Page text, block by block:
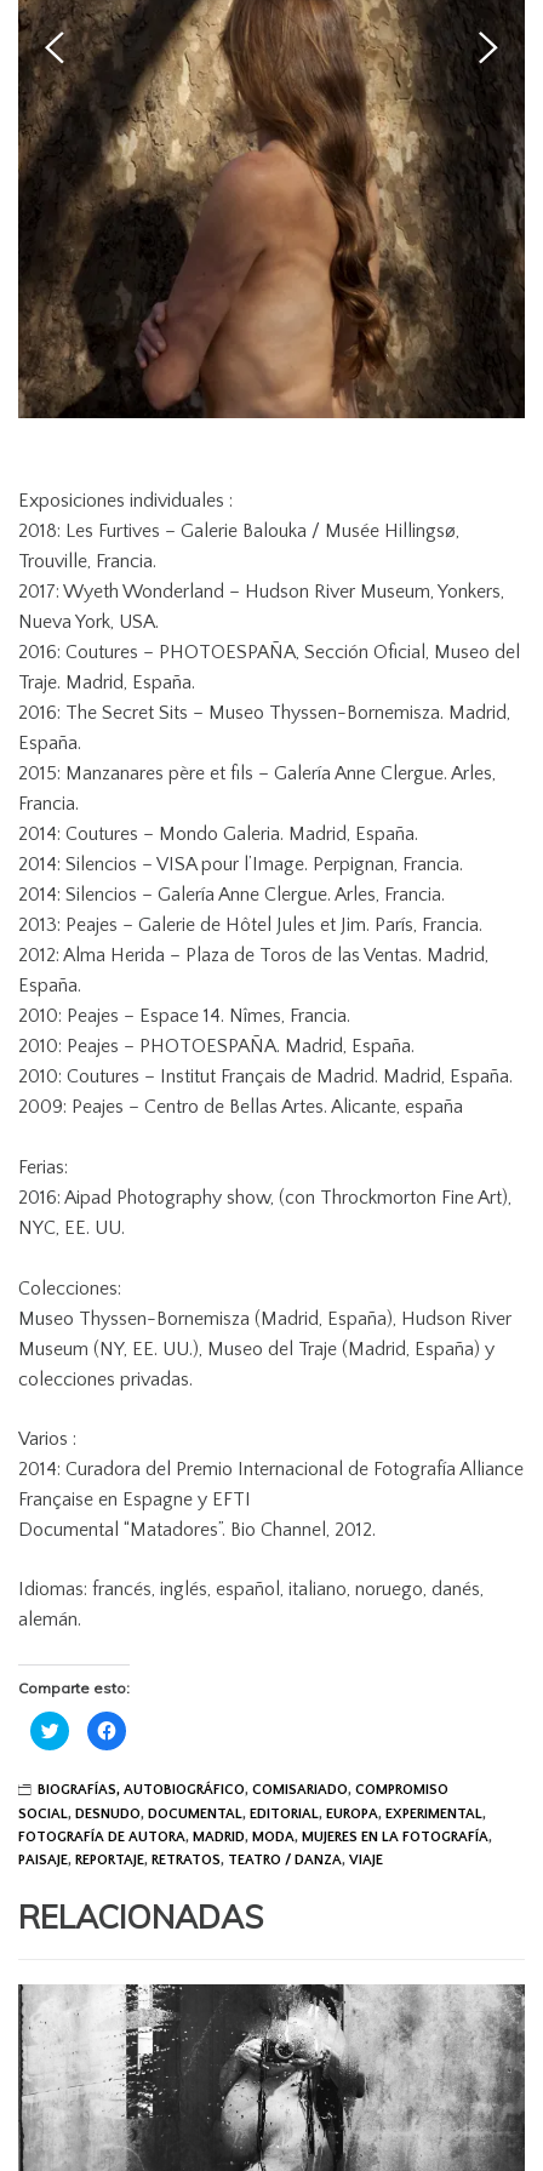
Exposiciones individuales :
2018: Les Furtives – Galerie Balouka / Musée Hillingsø,
Trouville, Francia.
2017: Wyeth Wonderland – Hudson River Museum, Yonkers,
Nueva York, USA.
2016: Coutures – PHOTOESPAÑA, Sección Oficial, Museo del
Traje. Madrid, España.
2016: The Secret Sits – Museo Thyssen-Bornemisza. Madrid,
España.
2015: Manzanares père et fils – Galería Anne Clergue. Arles,
Francia.
2014: Coutures – Mondo Galeria. Madrid, España.
2014: Silencios – VISA pour l’Image. Perpignan, Francia.
2014: Silencios – Galería Anne Clergue. Arles, Francia.
2013: Peajes – Galerie de Hôtel Jules et Jim. París, Francia.
2012: Alma Herida – Plaza de Toros de las Ventas. Madrid,
España.
2010: Peajes – Espace 14. Nîmes, Francia.
2010: Peajes – PHOTOESPAÑA. Madrid, España.
2010: Coutures – Institut Français de Madrid. Madrid, España.
2009: Peajes – Centro de Bellas Artes. Alicante, españa
Ferias:
2016: Aipad Photography show, (con Throckmorton Fine Art),
NYC, EE. UU.
Colecciones:
Museo Thyssen-Bornemisza (Madrid, España), Hudson River
Museum (NY, EE. UU.), Museo del Traje (Madrid, España) y
colecciones privadas.
Varios :
2014: Curadora del Premio Internacional de Fotografía Alliance
Française en Espagne y EFTI
Documental “Matadores”. Bio Channel, 2012.
Idiomas: francés, inglés, español, italiano, noruego, danés,
alemán.
Comparte esto:
C
l
k
t
o
s
h
a
o
T
t
e
O
p
e
n
s
i
n
n
e
C
l
t
o
s
h
a
o
n
F
b
o
o
k
(
O
p
e
n
s
n
n
BIOGRAFÍAS, AUTOBIOGRÁFICO, COMISARIADO, COMPROMISO
SOCIAL, DESNUDO, DOCUMENTAL, EDITORIAL, EUROPA, EXPERIMENTAL,
FOTOGRAFÍA DE AUTORA, MADRID, MODA, MUJERES EN LA FOTOGRAFÍA,
PAISAJE, REPORTAJE, RETRATOS, TEATRO / DANZA, VIAJE
RELACIONADAS